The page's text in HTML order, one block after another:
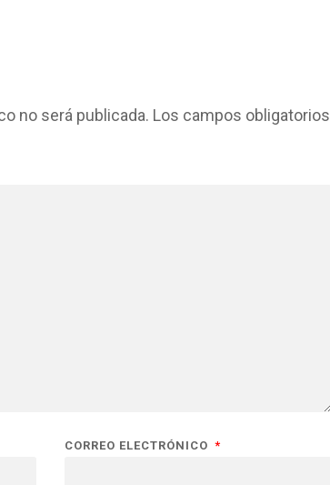
no será publicada. Los campos obligatorios
CORREO ELECTRÓNICO *